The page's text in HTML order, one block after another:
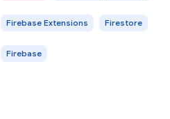
摘要，甚至个性化推荐。 在此
Firebase Extensions 构建 AI 赋能的
Firebase Extensions Firestore
Firebase